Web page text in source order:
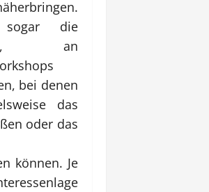
die
an
bei denen
das
oder das
können. Je